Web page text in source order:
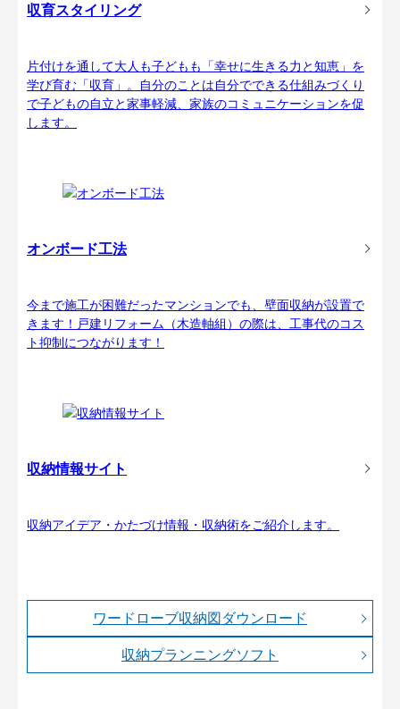
収育スタイリング
片付けを通して大人も子どもも「幸せに生きる力と知恵」を
学び育む「収育」。自分のことは自分でできる仕組みづくり
で子どもの自立と家事軽減、家族のコミュニケーションを促
します。
オンボード工法
今まで施工が困難だったマンションでも、壁面収納が設置で
きます！戸建リフォーム（木造軸組）の際は、工事代のコス
ト抑制につながります！
収納情報サイト
収納アイデア・かたづけ情報・収納術をご紹介します。
ワードローブ収納図ダウンロード
収納プランニングソフト